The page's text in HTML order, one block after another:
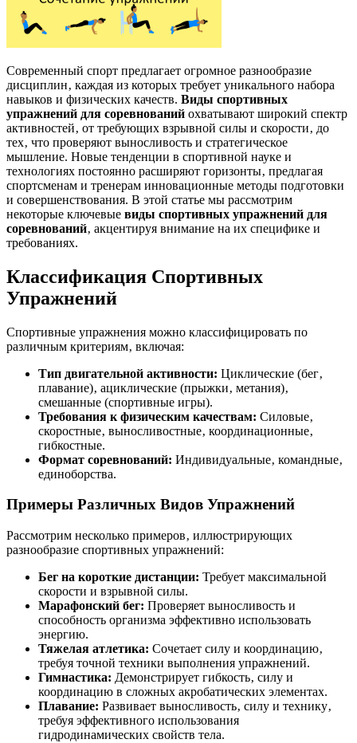
Современный спорт предлагает огромное разнообразие
дисциплин‚ каждая из которых требует уникального набора
навыков и физических качеств. Виды спортивных
упражнений для соревнований охватывают широкий спектр
активностей‚ от требующих взрывной силы и скорости‚ до
тех‚ что проверяют выносливость и стратегическое
мышление. Новые тенденции в спортивной науке и
технологиях постоянно расширяют горизонты‚ предлагая
спортсменам и тренерам инновационные методы подготовки
и совершенствования. В этой статье мы рассмотрим
некоторые ключевые виды спортивных упражнений для
соревнований‚ акцентируя внимание на их специфике и
требованиях.
Классификация Спортивных
Упражнений
Спортивные упражнения можно классифицировать по
различным критериям‚ включая:
Тип двигательной активности: Циклические (бег‚
плавание)‚ ациклические (прыжки‚ метания)‚
смешанные (спортивные игры).
Требования к физическим качествам: Силовые‚
скоростные‚ выносливостные‚ координационные‚
гибкостные.
Формат соревнований: Индивидуальные‚ командные‚
единоборства.
Примеры Различных Видов Упражнений
Рассмотрим несколько примеров‚ иллюстрирующих
разнообразие спортивных упражнений:
Бег на короткие дистанции: Требует максимальной
скорости и взрывной силы.
Марафонский бег: Проверяет выносливость и
способность организма эффективно использовать
энергию.
Тяжелая атлетика: Сочетает силу и координацию‚
требуя точной техники выполнения упражнений.
Гимнастика: Демонстрирует гибкость‚ силу и
координацию в сложных акробатических элементах.
Плавание: Развивает выносливость‚ силу и технику‚
требуя эффективного использования
гидродинамических свойств тела.